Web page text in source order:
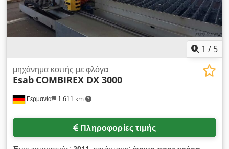
1 / 5
Γερμανία 1.611 km
μηχάνημα κοπής με φλόγα
Esab COMBIREX DX 3000
Πληροφορίες τιμής